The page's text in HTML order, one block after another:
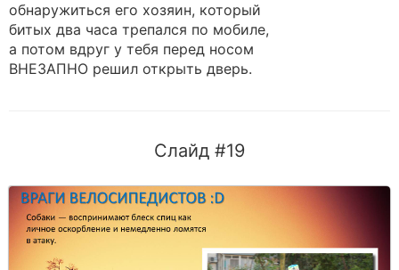
обнаружиться его хозяин, который
битых два часа трепался по мобиле,
а потом вдруг у тебя перед носом
ВНЕЗАПНО решил открыть дверь.
Слайд #19